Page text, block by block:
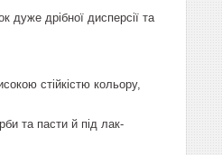
дуже дрібної дисперсії та
стійкістю кольору,
та пасти й під лак-